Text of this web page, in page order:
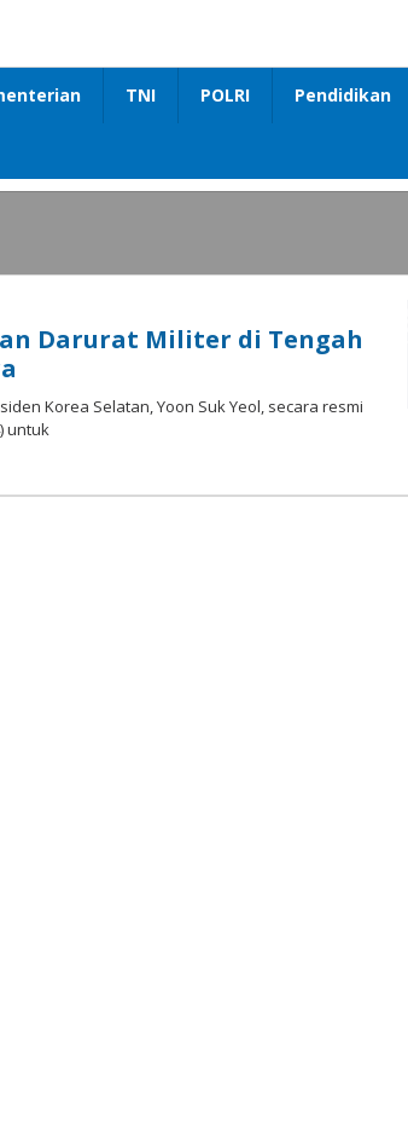
TNI POLRI Pendidikan
Darurat Militer di Tengah
Korea Selatan, Yoon Suk Yeol, secara resmi
untuk